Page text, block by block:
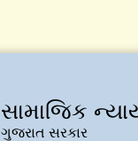
સામાજિક
ગુજરાત સરકાર